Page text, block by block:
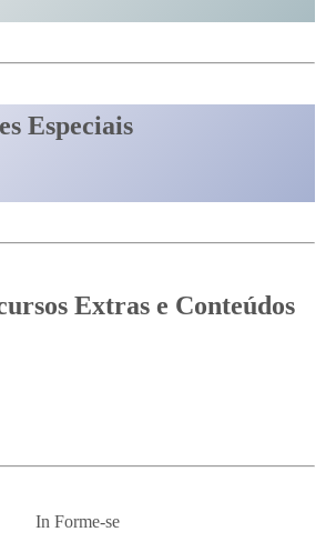
Especiais
Extras e Conteúdos
In Forme-se